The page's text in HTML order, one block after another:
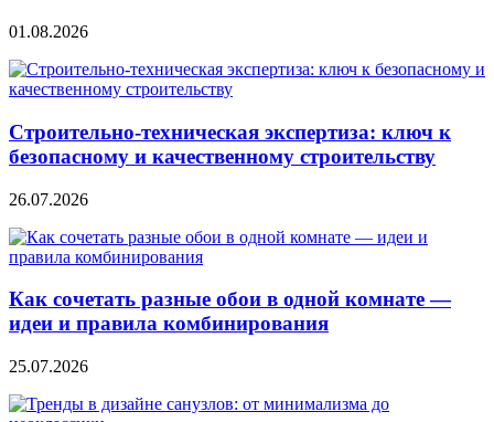
01.08.2026
Строительно‑техническая экспертиза: ключ к
безопасному и качественному строительству
26.07.2026
Как сочетать разные обои в одной комнате —
идеи и правила комбинирования
25.07.2026